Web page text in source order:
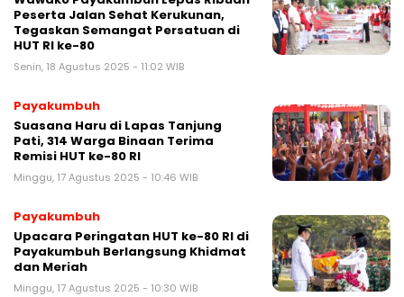
Peserta Jalan Sehat Kerukunan,
Tegaskan Semangat Persatuan di
HUT RI ke-80
Senin, 18 Agustus 2025 - 11:02 WIB
Payakumbuh
Suasana Haru di Lapas Tanjung
Pati, 314 Warga Binaan Terima
Remisi HUT ke-80 RI
Minggu, 17 Agustus 2025 - 10:46 WIB
Payakumbuh
Upacara Peringatan HUT ke-80 RI di
Payakumbuh Berlangsung Khidmat
dan Meriah
Minggu, 17 Agustus 2025 - 10:30 WIB